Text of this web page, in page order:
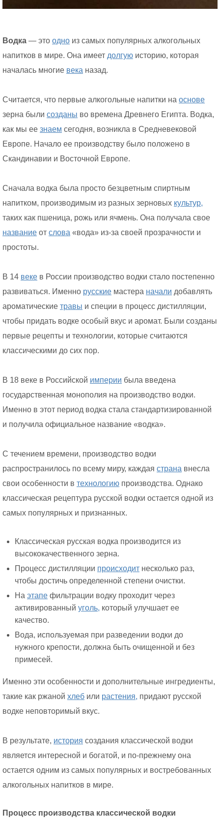
Водка — это одно из самых популярных алкогольных
напитков в мире. Она имеет долгую историю, которая
началась многие века назад.
Считается, что первые алкогольные напитки на основе
зерна были созданы во времена Древнего Египта. Водка,
как мы ее знаем сегодня, возникла в Средневековой
Европе. Начало ее производству было положено в
Скандинавии и Восточной Европе.
Сначала водка была просто безцветным спиртным
напитком, производимым из разных зерновых культур,
таких как пшеница, рожь или ячмень. Она получала свое
название от слова «вода» из-за своей прозрачности и
простоты.
В 14 веке в России производство водки стало постепенно
развиваться. Именно русские мастера начали добавлять
ароматические травы и специи в процесс дистилляции,
чтобы придать водке особый вкус и аромат. Были созданы
первые рецепты и технологии, которые считаются
классическими до сих пор.
В 18 веке в Российской империи была введена
государственная монополия на производство водки.
Именно в этот период водка стала стандартизированной
и получила официальное название «водка».
С течением времени, производство водки
распространилось по всему миру, каждая страна внесла
свои особенности в технологию производства. Однако
классическая рецептура русской водки остается одной из
самых популярных и признанных.
Классическая русская водка производится из
высококачественного зерна.
Процесс дистилляции происходит несколько раз,
чтобы достичь определенной степени очистки.
На этапе фильтрации водку проходит через
активированный уголь, который улучшает ее
качество.
Вода, используемая при разведении водки до
нужного крепости, должна быть очищенной и без
примесей.
Именно эти особенности и дополнительные ингредиенты,
такие как ржаной хлеб или растения, придают русской
водке неповторимый вкус.
В результате, история создания классической водки
является интересной и богатой, и по-прежнему она
остается одним из самых популярных и востребованных
алкогольных напитков в мире.
Процесс производства классической водки